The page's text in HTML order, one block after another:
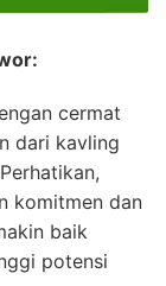
cermat
dari kavling
komitmen dan
baik
potensi